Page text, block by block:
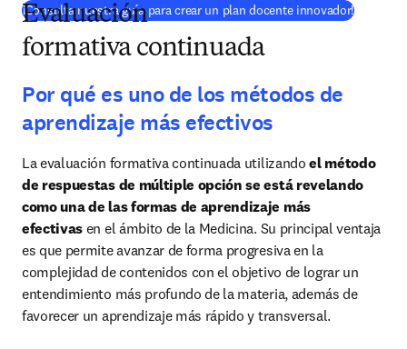
¡Consulta nuestra guía para crear un plan docente innovador!(
Evaluación
formativa continuada
Por qué es uno de los métodos de
aprendizaje más efectivos
La evaluación formativa continuada utilizando el método
de respuestas de múltiple opción se está revelando
como una de las formas de aprendizaje más
efectivas en el ámbito de la Medicina. Su principal ventaja
es que permite avanzar de forma progresiva en la
complejidad de contenidos con el objetivo de lograr un
entendimiento más profundo de la materia, además de
favorecer un aprendizaje más rápido y transversal.